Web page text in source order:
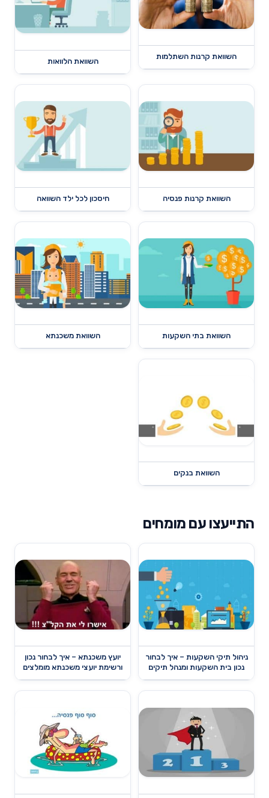
השוואת קרנות השתלמות
השוואת הלוואות
השוואת קרנות פנסיה חיסכון לכל ילד השוואה
השוואת בתי השקעות השוואת משכנתא
השוואת בנקים
התייעצו עם מומחים
ניהול תיקי השקעות – איך לבחור
נכון בית השקעות ומנהל תיקים
יועץ משכנתא – איך לבחור נכון
ורשימת יועצי משכנתא מומלצים